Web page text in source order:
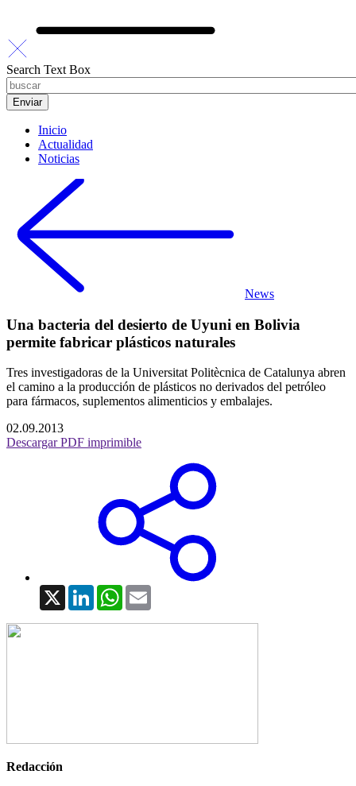
Search Text Box
Inicio
Actualidad
Noticias
News
Una bacteria del desierto de Uyuni en Bolivia
permite fabricar plásticos naturales
Tres investigadoras de la Universitat Politècnica de Catalunya abren
el camino a la producción de plásticos no derivados del petróleo
para fármacos, suplementos alimenticios y embalajes.
02.09.2013
Descargar PDF imprimible
X LinkedInWhatsApp
Redacción